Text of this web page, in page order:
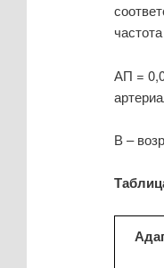
АП =
В –